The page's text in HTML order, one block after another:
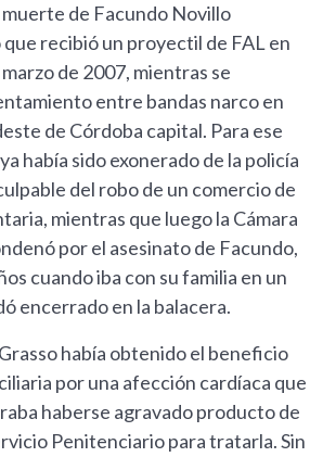
de Facundo Novillo
que recibió un proyectil de FAL en
de 2007, mientras se
entre bandas narco en
de Córdoba capital. Para ese
había sido exonerado de la policía
del robo de un comercio de
mientras que luego la Cámara
por el asesinato de Facundo,
cuando iba con su familia en un
encerrado en la balacera.
había obtenido el beneficio
por una afección cardíaca que
haberse agravado producto de
Penitenciario para tratarla. Sin